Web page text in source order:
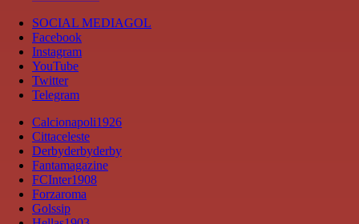
SOCIAL MEDIAGOL
Facebook
Instagram
YouTube
Twitter
Telegram
Calcionapoli1926
Cittaceleste
Derbyderbyderby
Fantamagazine
FCInter1908
Forzaroma
Golssip